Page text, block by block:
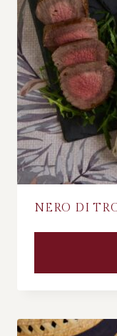
NERO DI